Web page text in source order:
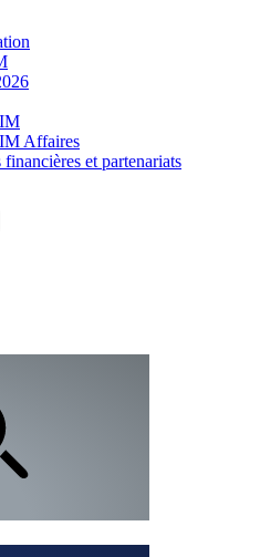
Affaires
et partenariats